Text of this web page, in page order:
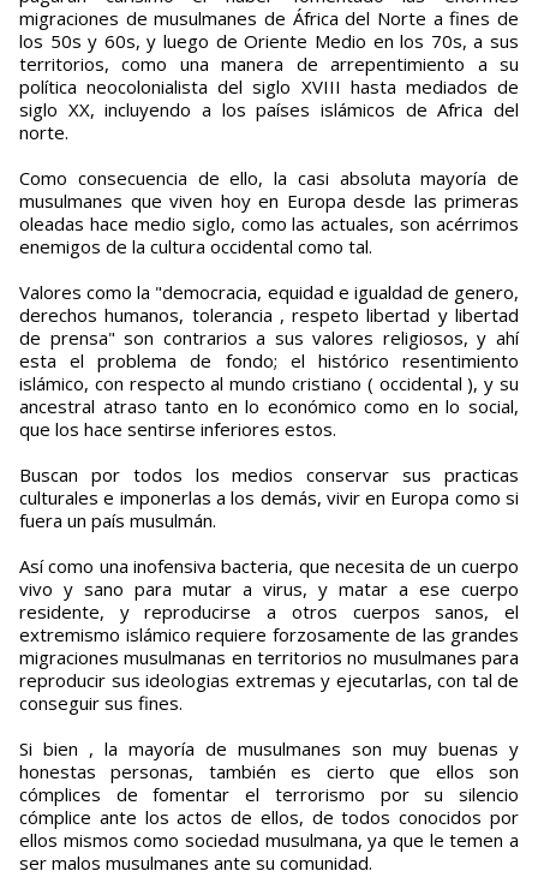
migraciones de musulmanes de África del Norte a fines de
los 50s y 60s, y luego de Oriente Medio en los 70s, a sus
territorios, como una manera de arrepentimiento a su
política neocolonialista del siglo XVIII hasta mediados de
siglo XX, incluyendo a los países islámicos de Africa del
norte.
Como consecuencia de ello, la casi absoluta mayoría de
musulmanes que viven hoy en Europa desde las primeras
oleadas hace medio siglo, como las actuales, son acérrimos
enemigos de la cultura occidental como tal.
Valores como la "democracia, equidad e igualdad de genero,
derechos humanos, tolerancia , respeto libertad y libertad
de prensa" son contrarios a sus valores religiosos, y ahí
esta el problema de fondo; el histórico resentimiento
islámico, con respecto al mundo cristiano ( occidental ), y su
ancestral atraso tanto en lo económico como en lo social,
que los hace sentirse inferiores estos.
Buscan por todos los medios conservar sus practicas
culturales e imponerlas a los demás, vivir en Europa como si
fuera un país musulmán.
Así como una inofensiva bacteria, que necesita de un cuerpo
vivo y sano para mutar a virus, y matar a ese cuerpo
residente, y reproducirse a otros cuerpos sanos, el
extremismo islámico requiere forzosamente de las grandes
migraciones musulmanas en territorios no musulmanes para
reproducir sus ideologias extremas y ejecutarlas, con tal de
conseguir sus fines.
Si bien , la mayoría de musulmanes son muy buenas y
honestas personas, también es cierto que ellos son
cómplices de fomentar el terrorismo por su silencio
cómplice ante los actos de ellos, de todos conocidos por
ellos mismos como sociedad musulmana, ya que le temen a
ser malos musulmanes ante su comunidad.